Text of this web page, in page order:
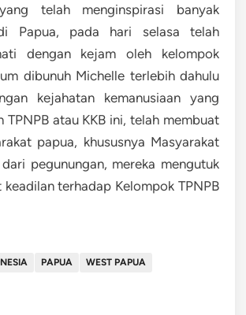
telah menginspirasi banyak
Papua, pada hari selasa telah
dengan kejam oleh kelompok
dibunuh Michelle terlebih dahulu
kejahatan kemanusiaan yang
TPNPB atau KKB ini, telah membuat
papua, khususnya Masyarakat
pegunungan, mereka mengutuk
terhadap Kelompok TPNPB
PAPUA WEST PAPUA